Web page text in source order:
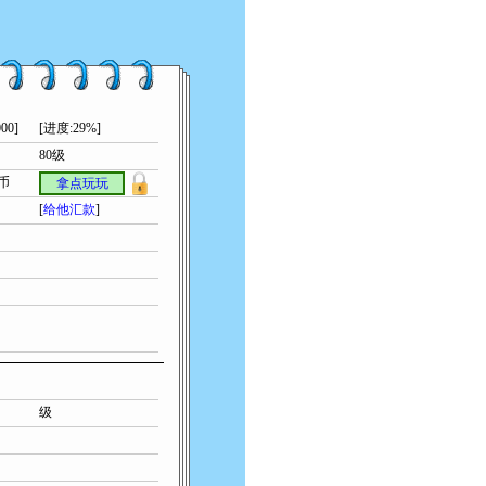
[进度:29%]
80级
拿点玩玩
[给他汇款]
级